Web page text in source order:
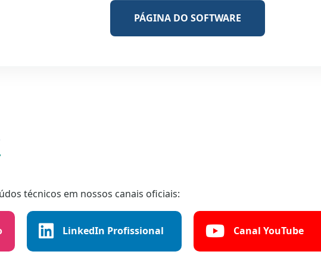
PÁGINA DO SOFTWARE
técnicos em nossos canais oficiais:
LinkedIn Profissional Canal YouTube